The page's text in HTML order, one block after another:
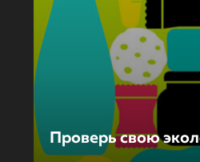
Проверь свою